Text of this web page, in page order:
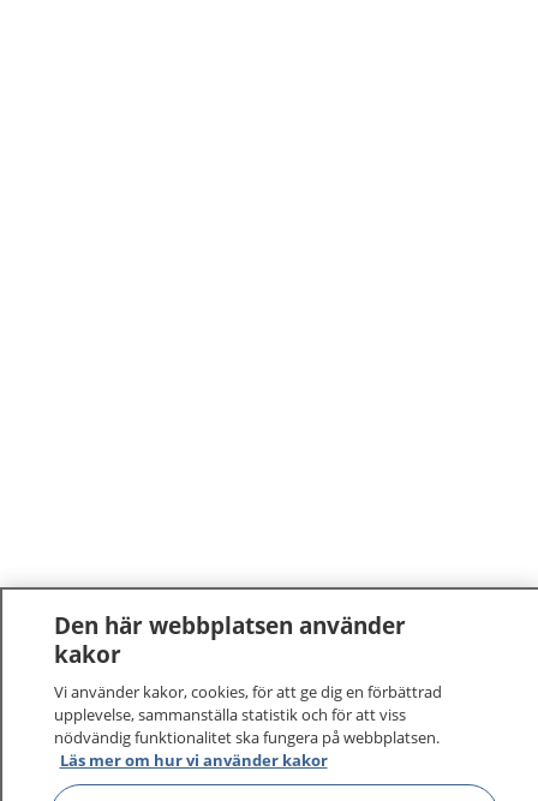
Den här webbplatsen använder
kakor
Vi använder kakor, cookies, för att ge dig en förbättrad
upplevelse, sammanställa statistik och för att viss
nödvändig funktionalitet ska fungera på webbplatsen.
Läs mer om hur vi använder kakor